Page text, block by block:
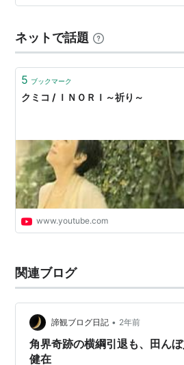
歌手をメイン（？）というか、歌
えば、山下達郎さんのコンサート
はいえ、彼の場合…
ネットで話題
5 ブックマーク
クミコ / ＩＮＯＲＩ～祈り～
www.youtube.com
関連ブログ
諦観ブログ日記 • 2年前
角界奇跡の横綱引退も、田ん
健在